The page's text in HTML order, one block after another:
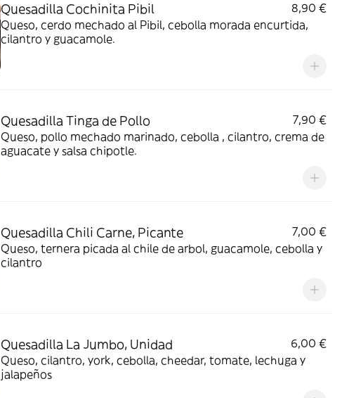
Quesadilla Cochinita Pibil
8,90 €
Queso, cerdo mechado al Pibil, cebolla morada encurtida,
cilantro y guacamole.
Quesadilla Tinga de Pollo
7,90 €
Queso, pollo mechado marinado, cebolla , cilantro, crema de
aguacate y salsa chipotle.
Quesadilla Chili Carne, Picante
7,00 €
Queso, ternera picada al chile de arbol, guacamole, cebolla y
cilantro
Quesadilla La Jumbo, Unidad
6,00 €
Queso, cilantro, york, cebolla, cheedar, tomate, lechuga y
jalapeños